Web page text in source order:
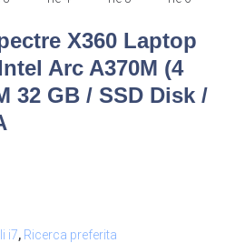
X360 Laptop
Arc A370M (4
32 GB / SSD Disk /
i7, Ricerca preferita